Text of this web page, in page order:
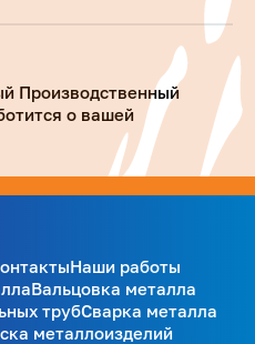
Производственный
о вашей
Наши работы
Вальцовка металла
трубСварка металла
металлоизделий